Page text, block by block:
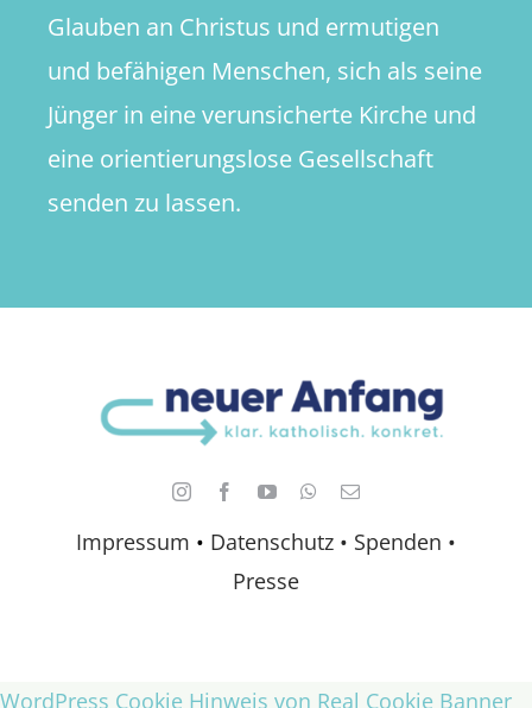
Impressum • Datenschutz • Spenden •
Presse
Glauben an Christus und ermutigen
und befähigen Menschen, sich als seine
Jünger in eine verunsicherte Kirche und
eine orientierungslose Gesellschaft
senden zu lassen.
WordPress Cookie Hinweis von Real Cookie Banner